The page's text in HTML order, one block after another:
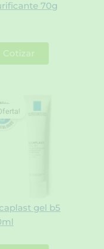
70g
Cotizar
gel b5